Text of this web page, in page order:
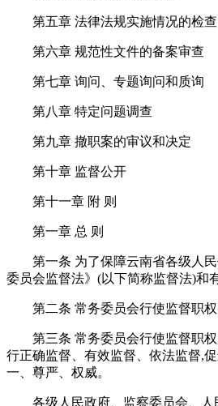
第五章 法律法规实施情况的检查
第六章 规范性文件的备案审查
第七章 询问、专题询问和质询
第八章 特定问题调查
第九章 撤职案的审议和决定
第十章 监督公开
第十一章 附 则
第一章 总 则
第一条 为了保障云南省各级人
委员会监督法》(以下简称监督法)和
第二条 常务委员会行使监督职
第三条 常务委员会行使监督职
行正确监督、有效监督、依法监督,
一、尊严、权威。
各级人民政府、监察委员会、